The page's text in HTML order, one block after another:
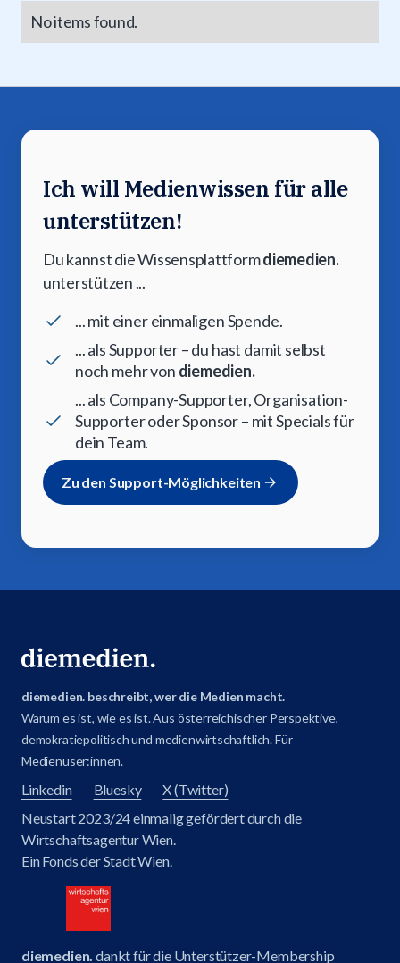
No items found.
Ich will Medienwissen für alle
unterstützen!
Du kannst die Wissensplattformdiemedien.
unterstützen ...
... mit einer einmaligen Spende.
... als Supporter – du hast damit selbst
noch mehr von diemedien.
... als Company-Supporter, Organisation-
Supporter oder Sponsor – mit Specials für
dein Team.
Zu den Support-Möglichkeiten
diemedien. beschreibt, wer die Medien macht.
Warum es ist, wie es ist. Aus österreichischer Perspektive,
demokratiepolitisch und medienwirtschaftlich. Für
Medienuser:innen.
Linkedin Bluesky
X (Twitter)
Neustart 2023/24 einmalig gefördert durch die
Wirtschaftsagentur Wien.
Ein Fonds der Stadt Wien.
diemedien. dankt für die Unterstützer-Membership